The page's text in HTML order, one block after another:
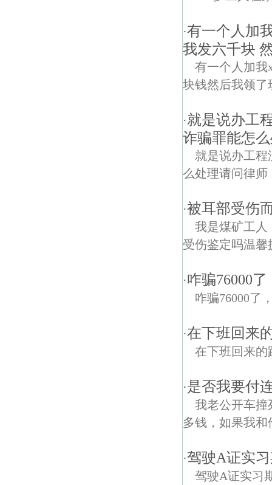
·有一个人加
我发六千块
有一个人加我
块钱然后我领了
·就是说办工
诈骗罪能怎
就是说办工
么处理请问律师
·被耳部受伤
我是煤矿工人
受伤鉴定吗温
·咋骗76000
咋骗76000了
·在下班回来
在下班回来的
·是否我要付
我老公开车撞
多钱，如果我和
·驾驶A证实
驾驶A证实习